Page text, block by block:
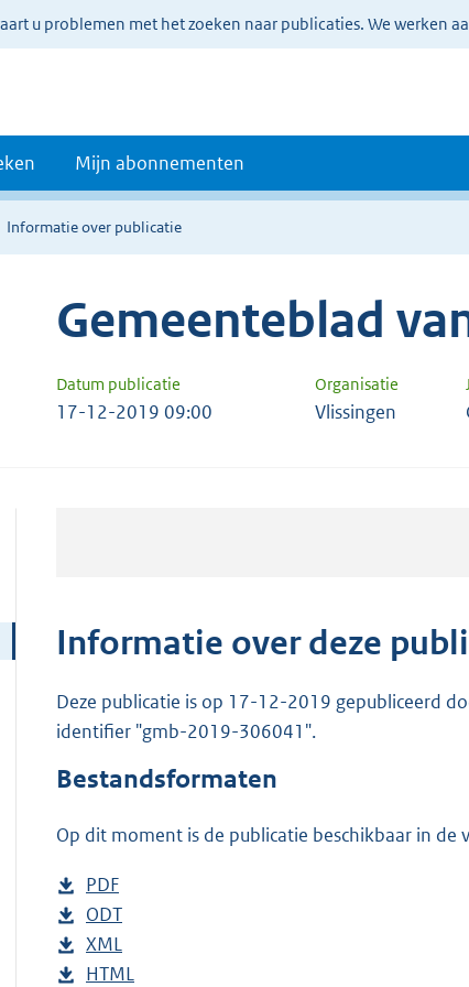
u problemen met het zoeken naar publicaties. We werken
Mijn abonnementen
Informatie over publicatie
Gemeenteblad
Datum publicatie Organisatie
17-12-2019 09:00 Vlissingen
Informatie over deze
Deze publicatie is op 17-12-2019 gepubliceerd
identifier "gmb-2019-306041".
Bestandsformaten
Op dit moment is de publicatie beschikbaar in de
D
o
w
n
PDF
e
s
t
D
o
w
ODT
s
D
o
XML
e
D
HTML